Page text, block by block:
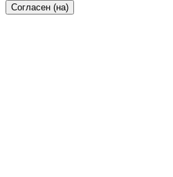
Согласен (на)